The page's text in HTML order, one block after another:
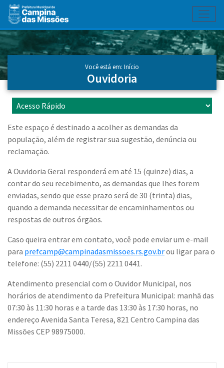
Ir para conteúdo principal
Conteúdo Principal
Você está em: Início
Ouvidoria
Este espaço é destinado a acolher as demandas da
população, além de registrar sua sugestão, denúncia ou
reclamação.
A Ouvidoria Geral responderá em até 15 (quinze) dias, a
contar do seu recebimento, as demandas que lhes forem
enviadas, sendo que esse prazo será de 30 (trinta) dias,
quando a demanda necessitar de encaminhamentos ou
respostas de outros órgãos.
Caso queira entrar em contato, você pode enviar um e-mail
para prefcamp@campinadasmissoes.rs.gov.brou ligar para o
telefone: (55) 2211 0440/(55) 2211 0441.
Atendimento presencial com o Ouvidor Municipal, nos
horários de atendimento da Prefeitura Municipal: manhã das
07:30 às 11:30 horas e a tarde das 13:30 às 17:30 horas, no
endereço Avenida Santa Teresa, 821 Centro Campina das
Missões CEP 98975000.